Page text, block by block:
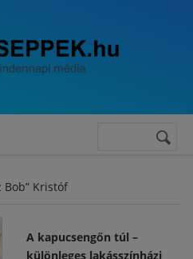
Keresés
Bob” Kristóf
A kapucsengőn túl –
különleges lakásszínházi